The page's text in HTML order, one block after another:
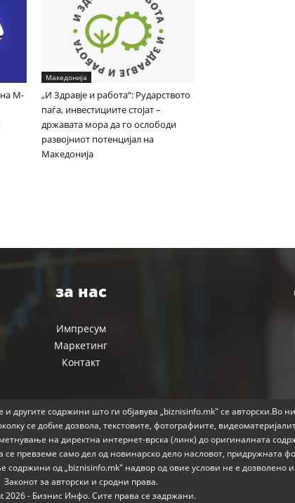
на М-
Македонија
„И Здравје и работа“: Рударството
паѓа, инвестициите стојат –
државата мора да го ослободи
развојниот потенцијал на
Македонија
за нас
Импресум
Маркетинг
Контакт
другите содржини што ги објавува „biznisinfo.mk" се авторски.Во
се добие дозвола, текстовите, фотографиите,
на директна интернет-врска (линк) до оригиналната
превземе само дел од новинарско дело насловот, придружната
содржини од „biznisinfo.mk" надвор од овие услови не е
Законот за авторски и сродни права.
2026 - Бизнис Инфо. Сите права се задржани.